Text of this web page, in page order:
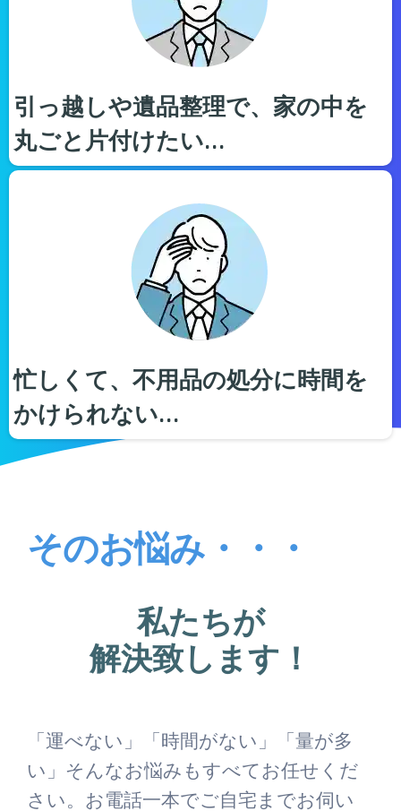
引っ越しや遺品整理で、家の中を
丸ごと片付けたい…
忙しくて、不用品の処分に時間を
かけられない…
そのお悩み・・・
私たちが
解決致します！
「運べない」「時間がない」「量が多
い」そんなお悩みもすべてお任せくだ
さい。お電話一本でご自宅までお伺い